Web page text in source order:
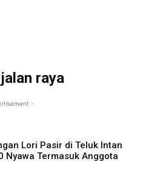
raya
-
Lori Pasir di Teluk Intan
Nyawa Termasuk Anggota